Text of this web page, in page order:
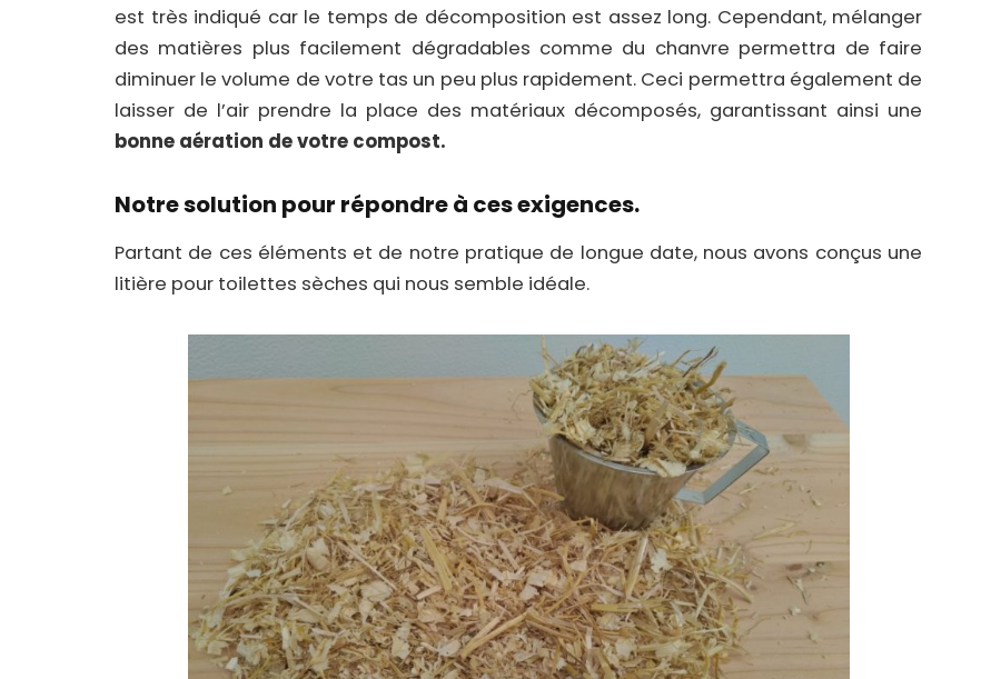
est très indiqué car le temps de décomposition est assez long. Cependant, mélanger
des matières plus facilement dégradables comme du chanvre permettra de faire
diminuer le volume de votre tas un peu plus rapidement. Ceci permettra également de
laisser de l’air prendre la place des matériaux décomposés, garantissant ainsi une
bonne aération de votre compost.
Notre solution pour répondre à ces exigences.
Partant de ces éléments et de notre pratique de longue date, nous avons conçus une
litière pour toilettes sèches qui nous semble idéale.